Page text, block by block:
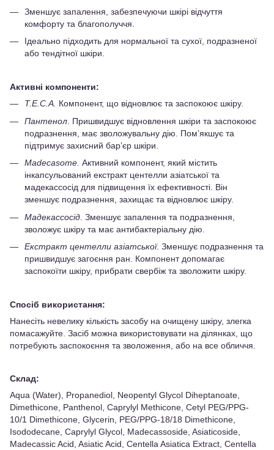
Зменшує запалення, забезпечуючи шкірі відчуття
комфорту та благополуччя.
Ідеально підходить для нормальної та сухої, подразненої
або тендітної шкіри.
Активні компоненти:
T.E.C.A. Компонент, що відновлює та заспокоює шкіру.
Пантенол . Пришвидшує відновлення шкіри та заспокоює
подразнення, має зволожувальну дію. Помʼякшує та
підтримує захисний барʼєр шкіри.
Madecasome. Активний компонент, який містить
інкапсульований екстракт центелли азіатської та
мадекассосід для підвищення їх ефективності. Він
зменшує подразнення, захищає та відновлює шкіру.
Мадекассосід . Зменшує запалення та подразнення,
зволожує шкіру та має антибактеріальну дію.
Екстракт центелли азіатської. Зменшує подразнення та
пришвидшує загоєння ран. Компонент допомагає
заспокоїти шкіру, прибрати свербіж та зволожити шкіру.
Спосіб використання:
Нанесіть невелику кількість засобу на очищену шкіру, злегка
помасажуйте. Засіб можна використовувати на ділянках, що
потребують заспокоєння та зволоження, або на все обличчя.
Склад:
Aqua (Water), Propanediol, Neopentyl Glycol Diheptanoate,
Dimethicone, Panthenol, Caprylyl Methicone, Cetyl PEG/PPG-
10/1 Dimethicone, Glycerin, PEG/PPG-18/18 Dimethicone,
Isododecane, Caprylyl Glycol, Madecassoside, Asiaticoside,
Madecassic Acid, Asiatic Acid, Centella Asiatica Extract, Centella